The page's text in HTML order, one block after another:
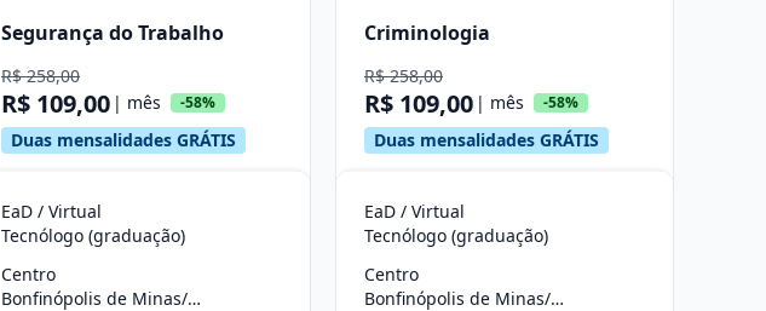
Segurança do Trabalho
R$ 258,00
R$ 109,00 | mês -58%
Duas mensalidades GRÁTIS
EaD / Virtual
Tecnólogo (graduação)
Centro
Bonfinópolis de Minas/MG
Criminologia
R$ 258,00
R$ 109,00 | mês -58%
Duas mensalidades GRÁTIS
EaD / Virtual
Tecnólogo (graduação)
Centro
Bonfinópolis de Minas/MG